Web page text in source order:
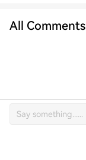
All Comments